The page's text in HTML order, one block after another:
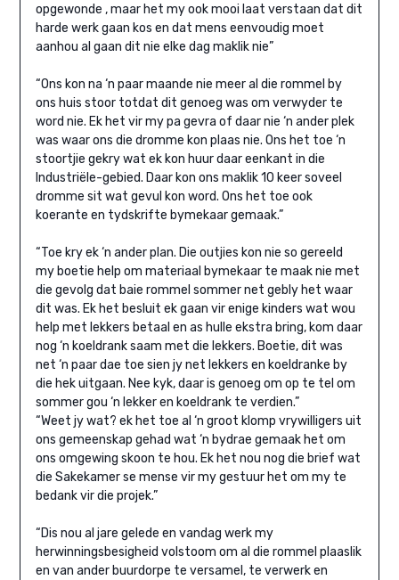
opgewonde , maar het my ook mooi laat verstaan dat dit
harde werk gaan kos en dat mens eenvoudig moet
aanhou al gaan dit nie elke dag maklik nie”
“Ons kon na ‘n paar maande nie meer al die rommel by
ons huis stoor totdat dit genoeg was om verwyder te
word nie. Ek het vir my pa gevra of daar nie ‘n ander plek
was waar ons die dromme kon plaas nie. Ons het toe ‘n
stoortjie gekry wat ek kon huur daar eenkant in die
Industriële-gebied. Daar kon ons maklik 10 keer soveel
dromme sit wat gevul kon word. Ons het toe ook
koerante en tydskrifte bymekaar gemaak.”
“Toe kry ek ‘n ander plan. Die outjies kon nie so gereeld
my boetie help om materiaal bymekaar te maak nie met
die gevolg dat baie rommel sommer net gebly het waar
dit was. Ek het besluit ek gaan vir enige kinders wat wou
help met lekkers betaal en as hulle ekstra bring, kom daar
nog ‘n koeldrank saam met die lekkers. Boetie, dit was
net ‘n paar dae toe sien jy net lekkers en koeldranke by
die hek uitgaan. Nee kyk, daar is genoeg om op te tel om
sommer gou ‘n lekker en koeldrank te verdien.”
“Weet jy wat? ek het toe al ‘n groot klomp vrywilligers uit
ons gemeenskap gehad wat ‘n bydrae gemaak het om
ons omgewing skoon te hou. Ek het nou nog die brief wat
die Sakekamer se mense vir my gestuur het om my te
bedank vir die projek.”
“Dis nou al jare gelede en vandag werk my
herwinningsbesigheid volstoom om al die rommel plaaslik
en van ander buurdorpe te versamel, te verwerk en